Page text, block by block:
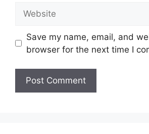
Pelbagai Bidang &
Untuk memohon lain-lain
Syarat Asas
Save my name, email, and
browser for the next time I